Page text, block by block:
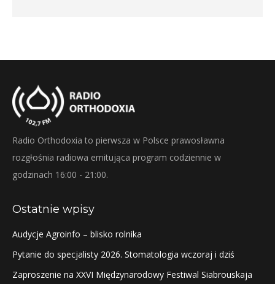
Radio Orthodoxia to pierwsza w Polsce prawosławna
rozgłośnia radiowa emitująca program codziennie w
godzinach 16:00 - 21:00.
Ostatnie wpisy
Audycje Agroinfo – blisko rolnika
Pytanie do specjalisty 2026. Stomatologia wczoraj i dziś
Zaproszenie na XXVI Międzynarodowy Festiwal Siabrouskaja